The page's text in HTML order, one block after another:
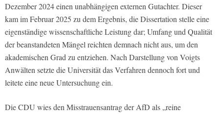
Dezember 2024 einen unabhängigen externen Gutachter. Dieser
kam im Februar 2025 zu dem Ergebnis, die Dissertation stelle eine
eigenständige wissenschaftliche Leistung dar; Umfang und Qualität
der beanstandeten Mängel reichten demnach nicht aus, um den
akademischen Grad zu entziehen. Nach Darstellung von Voigts
Anwälten setzte die Universität das Verfahren dennoch fort und
leitete eine neue Untersuchung ein.
Die CDU wies den Misstrauensantrag der AfD als „reine